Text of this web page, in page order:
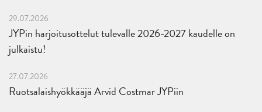
29.07.2026
JYPin harjoitusottelut tulevalle 2026-2027 kaudelle on
julkaistu!
27.07.2026
Ruotsalaishyökkääjä Arvid Costmar JYPiin